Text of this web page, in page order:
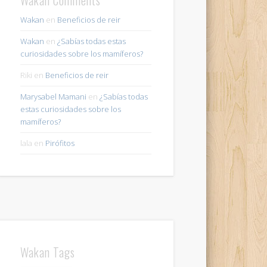
Wakan en Beneficios de reir
Wakan en ¿Sabías todas estas
curiosidades sobre los mamíferos?
Riki en Beneficios de reir
Marysabel Mamani en ¿Sabías todas
estas curiosidades sobre los
mamíferos?
lala en Pirófitos
Wakan Tags